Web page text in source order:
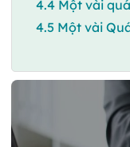
4.4 Một vài
4.5 Một vài